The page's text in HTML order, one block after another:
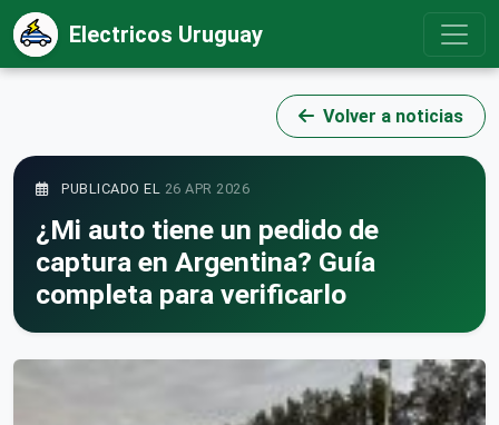
Electricos Uruguay
Volver a noticias
PUBLICADO EL 26 APR 2026
¿Mi auto tiene un pedido de
captura en Argentina? Guía
completa para verificarlo